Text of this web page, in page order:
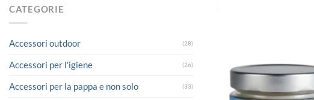
CATEGORIE
Accessori outdoor (28)
Accessori per l'igiene (26)
Accessori per la pappa e non solo (33)